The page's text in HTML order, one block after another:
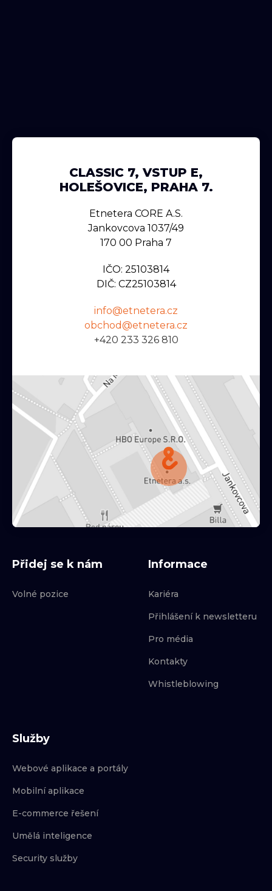
CLASSIC 7, VSTUP E,
HOLEŠOVICE, PRAHA 7.
Etnetera CORE A.s.
Jankovcova 1037/49
170 00 Praha 7
IČO: 25103814
DIČ: CZ25103814
info@etnetera.cz
obchod@etnetera.cz
+420 233 326 810
Služby
Webové aplikace a portály
Mobilní aplikace
E-commerce řešení
Umělá inteligence
Security služby
Přidej se k nám
Volné pozice
Informace
Kariéra
Přihlášení k newsletteru
Pro média
Kontakty
Whistleblowing